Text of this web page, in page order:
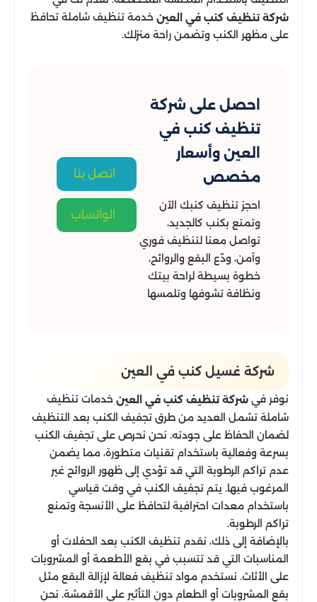
شركة تنظيف كنب في العين خدمة تنظيف شاملة تحافظ
على مظهر الكنب وتضمن راحة منزلك.
احصل على شركة
تنظيف كنب في
العين وأسعار
مخصص
احجز تنظيف كنبك الآن
وتمتع بكنب كالجديد،
تواصل معنا لتنظيف فوري
وآمن، ودّع البقع والروائح،
خطوة بسيطة لراحة بيتك
ونظافة تشوفها وتلمسها
اتصل بنا
الواتساب
شركة غسيل كنب في العين
نوفر في شركة تنظيف كنب في العين خدمات تنظيف
شاملة تشمل العديد من طرق تجفيف الكنب بعد التنظيف
لضمان الحفاظ على جودته. نحن نحرص على تجفيف الكنب
بسرعة وفعالية باستخدام تقنيات متطورة، مما يضمن
عدم تراكم الرطوبة التي قد تؤدي إلى ظهور الروائح غير
المرغوب فيها. يتم تجفيف الكنب في وقت قياسي
باستخدام معدات احترافية لتحافظ على الأنسجة وتمنع
تراكم الرطوبة.
بالإضافة إلى ذلك، نقدم تنظيف الكنب بعد الحفلات أو
المناسبات التي قد تتسبب في بقع الأطعمة أو المشروبات
على الأثاث. نستخدم مواد تنظيف فعالة لإزالة البقع مثل
بقع المشروبات أو الطعام دون التأثير على الأقمشة. نحن